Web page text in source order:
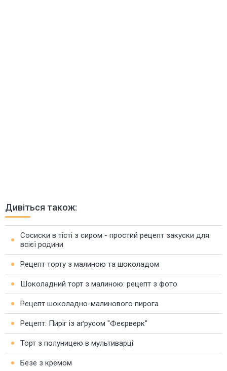
Дивіться також:
Сосиски в тісті з сиром - простий рецепт закуски для
всієї родини
Рецепт торту з малиною та шоколадом
Шоколадний торт з малиною: рецепт з фото
Рецепт шоколадно-малинового пирога
Рецепт: Пиріг із аґрусом "Феєрверк"
Торт з полуницею в мультиварці
Безе з кремом